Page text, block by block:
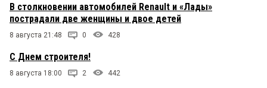
В столкновении автомобилей Renault и «Лады»
пострадали две женщины и двое детей
8 августа 21:48 0 428
С Днем строителя!
8 августа 18:00 2 442